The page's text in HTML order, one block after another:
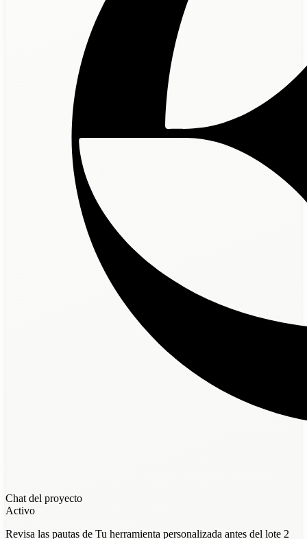
Chat del proyecto
Activo
Revisa las pautas de Tu herramienta personalizada antes del lote 2